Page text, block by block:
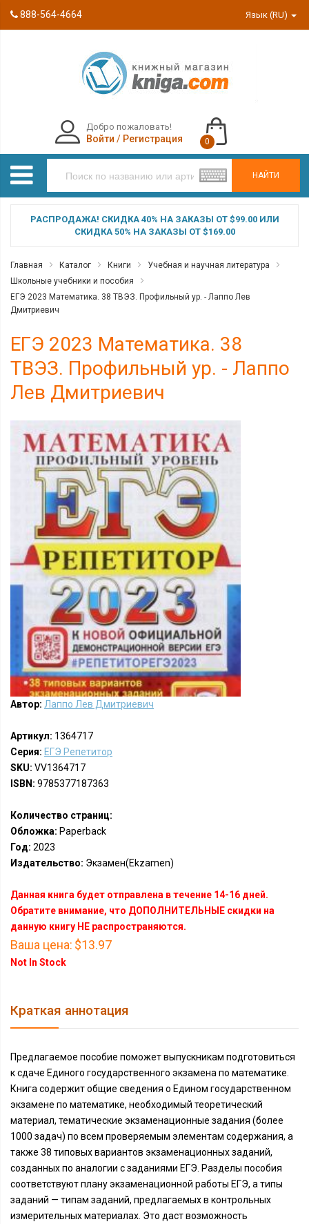
888-564-4664 Язык (RU)
НАЙТИ
Добро пожаловать!
Войти / Регистрация 0
РАСПРОДАЖА! СКИДКА 40% НА ЗАКАЗЫ ОТ $99.00 ИЛИ
СКИДКА 50% НА ЗАКАЗЫ ОТ $169.00
Главная Каталог Книги
Учебная и научная литература
Школьные учебники и пособия
ЕГЭ 2023 Математика. 38 ТВЭЗ. Профильный ур. - Лаппо Лев
Дмитриевич
ЕГЭ 2023 Математика. 38
ТВЭЗ. Профильный ур. - Лаппо
Лев Дмитриевич
Автор: Лаппо Лев Дмитриевич
Артикул: 1364717
Серия: ЕГЭ Репетитор
SKU: VV1364717
ISBN: 9785377187363
Количество страниц:
Обложка: Paperback
Год: 2023
Издательство: Экзамен(Ekzamen)
Данная книга будет отправлена в течение 14-16 дней.
Обратите внимание, что ДОПОЛНИТЕЛЬНЫЕ скидки на
данную книгу НЕ распространяются.
Ваша цена: $13.97
Not In Stock
Краткая аннотация
Предлагаемое пособие поможет выпускникам подготовиться
к сдаче Единого государственного экзамена по математике.
Книга содержит общие сведения о Едином государственном
экзамене по математике, необходимый теоретический
материал, тематические экзаменационные задания (более
1000 задач) по всем проверяемым элементам содержания, а
также 38 типовых вариантов экзаменационных заданий,
созданных по аналогии с заданиями ЕГЭ. Разделы пособия
соответствуют плану экзаменационной работы ЕГЭ, а типы
заданий — типам заданий, предлагаемых в контрольных
измерительных материалах. Это даст возможность